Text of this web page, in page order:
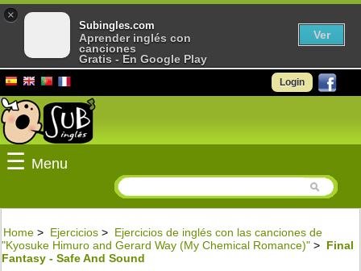
Login
☰ Menu
Home > Ejercicios > Ejercicios de inglés con las canciones de
"Kyosuke Himuro and Gerard Way (My Chemical Romance)" > Final
Fantasy - Safe And Sound
×
Subingles.com
Aprender inglés con
canciones
Gratis - En Google Play
Ver